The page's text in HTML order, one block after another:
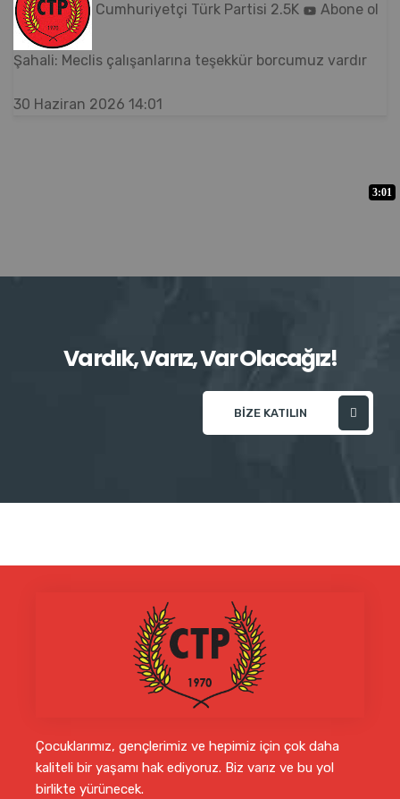
3:01
Cumhuriyetçi Türk Partisi 2.5K Abone ol
Şahali: Meclis çalışanlarına teşekkür borcumuz vardır
30 Haziran 2026 14:01
Vardık, Varız, Var Olacağız!
BIZE KATILIN
Çocuklarımız, gençlerimiz ve hepimiz için çok daha
kaliteli bir yaşamı hak ediyoruz. Biz varız ve bu yol
birlikte yürünecek.